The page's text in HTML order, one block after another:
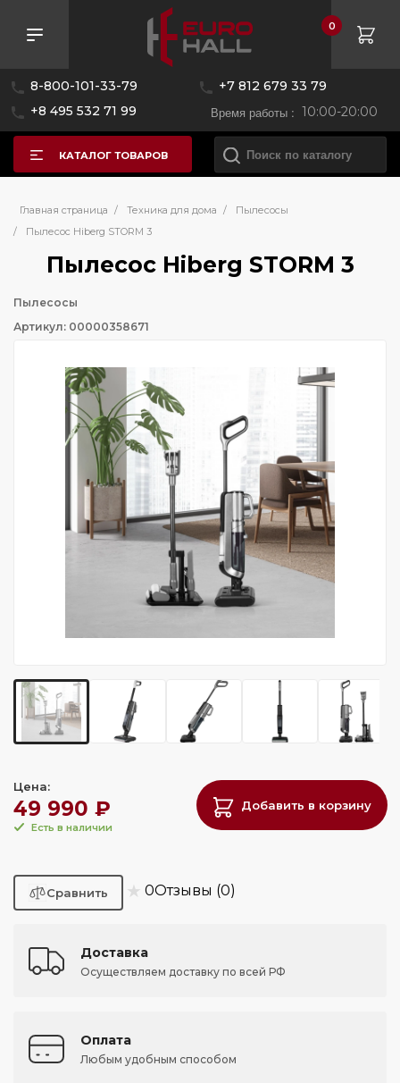
8-800-101-33-79
+7 812 679 33 79
+8 495 532 71 99
Время работы : 10:00-20:00
0
КАТАЛОГ ТОВАРОВ
Главная страница / Техника для дома /
Пылесосы
/
Пылесос Hiberg STORM 3
Пылесос Hiberg STORM 3
Пылесосы
Артикул: 00000358671
Цена:
49 990 ₽
Есть в наличии
Добавить в корзину
★ 0Отзывы (0)
Доставка
Осуществляем доставку по всей РФ
Оплата
Любым удобным способом